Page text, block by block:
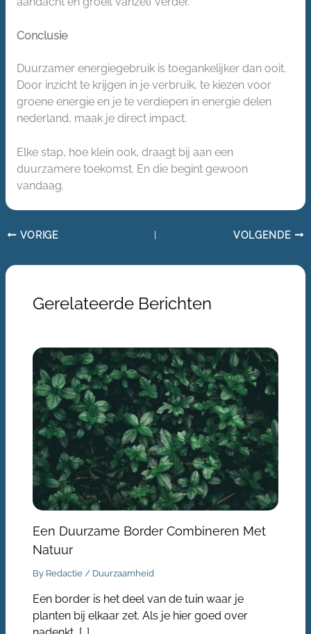
Conclusie
Duurzamer energiegebruik is toegankelijker dan ooit.
Door inzicht te krijgen in je verbruik, te kiezen voor
groene energie en je te verdiepen in energie delen
nederland, maak je direct impact.
Elke stap, hoe klein ook, draagt bij aan een
duurzamere toekomst. En die begint gewoon
vandaag.
VORIGE VOLGENDE
Gerelateerde Berichten
Een Duurzame Border Combineren Met
Natuur
By Redactie / Duurzaamheid
Een border is het deel van de tuin waar je
planten bij elkaar zet. Als je hier goed over